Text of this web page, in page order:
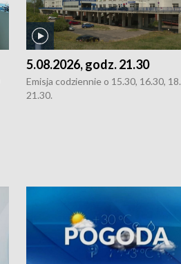
5.08.2026, godz. 21.30
Emisja codziennie o 15.30, 16.30,
21.30.